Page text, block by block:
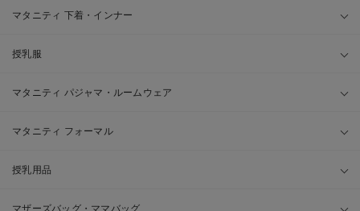
マタニティ 下着・インナー
授乳服
マタニティ パジャマ・ルームウェア
マタニティ フォーマル
授乳用品
マザーズバッグ・ママバッグ